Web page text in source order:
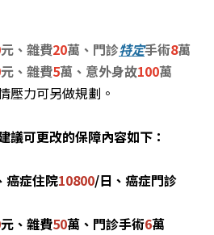
元、雜費20萬、門診特定手術8萬
元、雜費5萬、意外身故100萬
壓力可另做規劃。
議可更改的保障內容如下：
癌症住院10800/日、癌症門診
元、雜費50萬、門診手術6萬